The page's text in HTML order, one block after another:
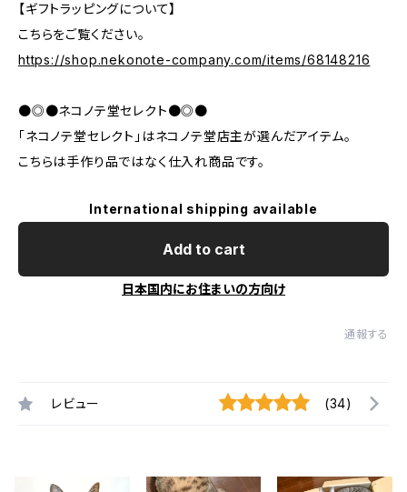
【ギフトラッピングについて】
こちらをご覧ください。
https://shop.nekonote-company.com/items/68148216
●◎●ネコノテ堂セレクト●◎●
「ネコノテ堂セレクト」はネコノテ堂店主が選んだアイテム。
こちらは手作り品ではなく仕入れ商品です。
International shipping available
Add to cart
日本国内にお住まいの方向け
通報する
レビュー (34)